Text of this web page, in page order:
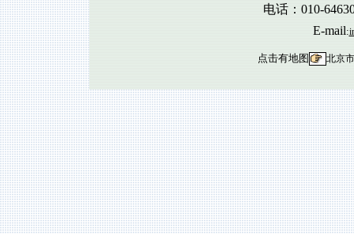
电话：010-
E-mail:
点击有地图 北京